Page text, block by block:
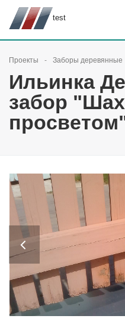
test
Проекты Заборы деревянные
Ильинка
забор